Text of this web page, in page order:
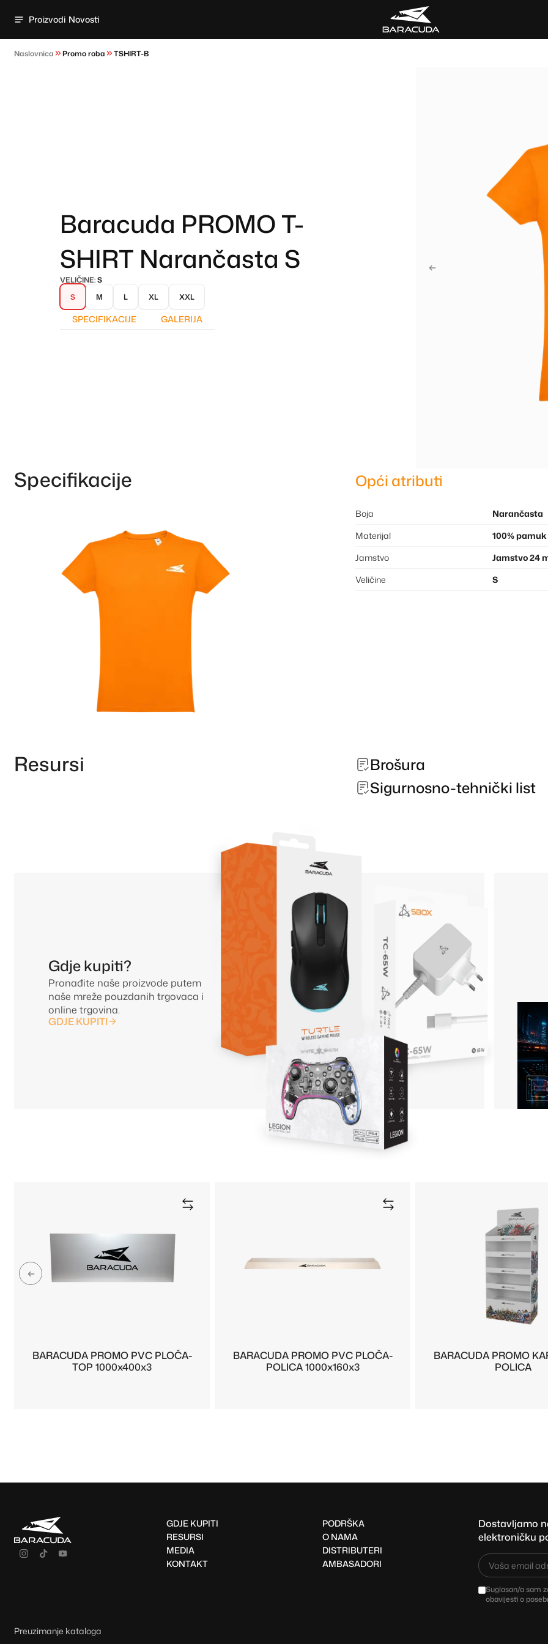
Proizvodi Novosti
Naslovnica Promo roba TSHIRT-B
Baracuda PROMO T-
SHIRT Narančasta S
VELIČINE:S
S
M L XL XXL
SPECIFIKACIJE GALERIJA
Specifikacije Opći atributi
Boja
Narančasta
Materijal
100% pamuk
Jamstvo
Jamstvo 24
Veličine
S
Resursi
Brošura
Sigurnosno-tehnički list
Pronađite naše proizvode putem
naše mreže pouzdanih trgovaca i
online trgovina.
Gdje kupiti?
GDJE KUPITI
BARACUDA PROMO PVC PLOČA-
TOP 1000x400x3
BARACUDA PROMO PVC PLOČA-
POLICA 1000x160x3
BARACUDA PROMO
POLICA
GDJE KUPITI
RESURSI
MEDIA
KONTAKT
PODRŠKA
O NAMA
DISTRIBUTERI
AMBASADORI
Dostavljamo
elektroničku
Suglasan/a sam
obavijesti o
Preuzimanje kataloga